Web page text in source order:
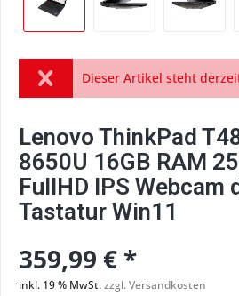
Dieser Artikel steht
Lenovo ThinkPad
8650U 16GB RAM
FullHD IPS Webcam
Tastatur Win11
359,99 € *
inkl. 19 % MwSt.zzgl. Versandkosten